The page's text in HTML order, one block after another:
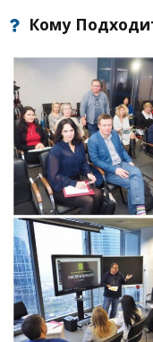
Кому